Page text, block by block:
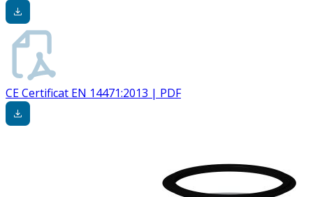
CE Certificat EN 14471:2013 | PDF